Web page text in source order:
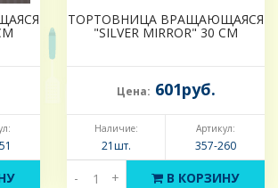
ТОРТОВНИЦА ВРАЩАЮЩАЯСЯ
"SILVER MIRROR" 30 СМ
Цена: 601руб.
Наличие:
21шт.
Артикул:
357-260
- + В КОРЗИНУ